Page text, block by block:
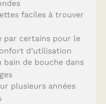
faciles à trouver
par certains pour le
d’utilisation
de bouche dans
plusieurs années